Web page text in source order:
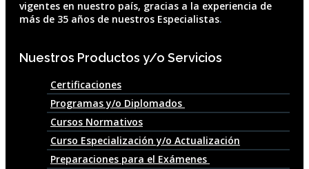
vigentes en nuestro país, gracias a la experiencia de
más de 35 años de nuestros Especialistas.
Nuestros Productos y/o Servicios
Certificaciones
Programas y/o Diplomados
Cursos Normativos
Curso Especialización y/o Actualización
Preparaciones para el Exámenes